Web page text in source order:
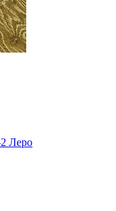
Леро